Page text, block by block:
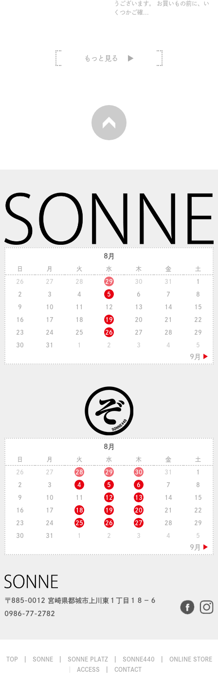
うございます。 お買いもの前に、い
くつかご確...
もっと見る
8月
日 月 火 水 木 金 土
26 27 28 29 30 31 1
2 3 4 5 6 7 8
9 10 11 12 13 14 15
16 17 18 19 20 21 22
23 24 25 26 27 28 29
30 31 1 2 3 4 5
8月
日 月 火 水 木 金 土
26 27 28 29 30 31 1
2 3 4 5 6 7 8
9 10 11 12 13 14 15
16 17 18 19 20 21 22
23 24 25 26 27 28 29
30 31 1 2 3 4 5
〒885-0012 宮崎県都城市上川東１丁目１８−６
0986-77-2782
TOP SONNE SONNE PLATZ SONNE440
ONLINE STORE
ACCESS
CONTACT